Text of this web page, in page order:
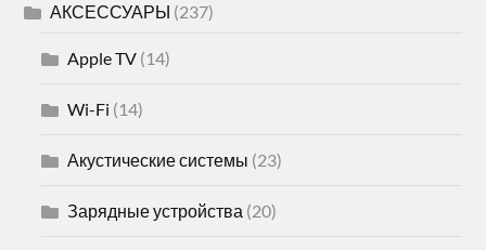
АКСЕССУАРЫ (237)
Apple TV (14)
Wi-Fi (14)
Акустические системы (23)
Зарядные устройства (20)